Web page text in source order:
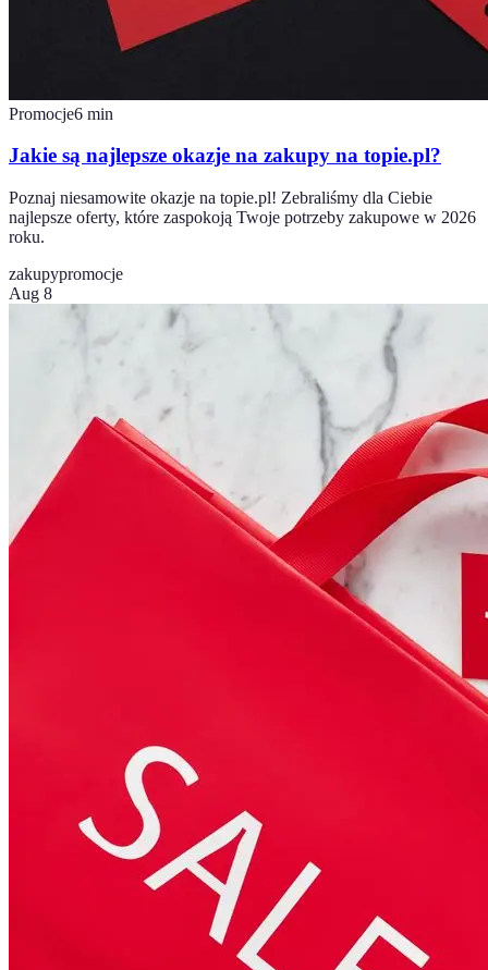
Promocje6 min
Jakie są najlepsze okazje na zakupy na topie.pl?
Poznaj niesamowite okazje na topie.pl! Zebraliśmy dla Ciebie
najlepsze oferty, które zaspokoją Twoje potrzeby zakupowe w 2026
roku.
zakupypromocje
Aug 8